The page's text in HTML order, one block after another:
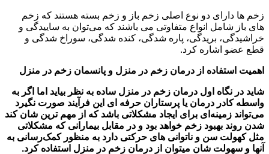
زخم ها دارای دو نوع اصلی زخم باز و زخم بسته هستند که زخم
های باز شامل انواع متفاوتی می باشند که می‌توان به ساییدگی و
خراشیدگی، بریدگی، پاره شدگی، کنده شدگی، سوراخ شدگی و
قطع عضو اشاره کرد.
اهمیت استفاده از درمان زخم در منزل و پانسمان زخم در منزل
شاید در نگاه اول درمان زخم در منزل ساده به نظر بیاید اما اگر به
واسطه کادر درمان یا پرستاران حرفه ای این فرآیند صورت نگیرد
می‌تواند زمینه‌ای برای ایجاد مشکلاتی باشد که از مهم ترین شان کند
شدن روند بهبود زخم خواهد بود و در مقابل بیمارانی که مشکلاتی
مثل کهولت سن و ناتوانی های حرکتی دارد به منظور کمک‌رسانی به
آنها و سهولت شان میتوان از درمان زخم در منزل استفاده کرد.